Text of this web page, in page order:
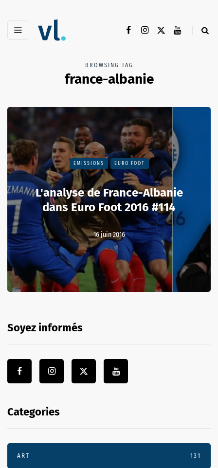
BROWSING TAG
france-albanie
EMISSIONS EURO FOOT
L'analyse de France-Albanie
dans Euro Foot 2016 #114
16 juin 2016
Soyez informés
Categories
ART 131